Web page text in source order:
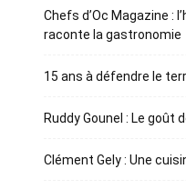
Chefs d’Oc Magazine :
raconte la gastronomie
15 ans à défendre le
Ruddy Gounel : Le goût
Clément Gely : Une